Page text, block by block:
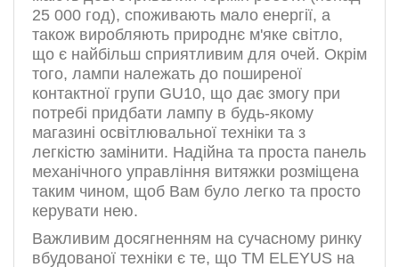
25 000 год), споживають мало енергії, а
також виробляють природнє м'яке світло,
що є найбільш сприятливим для очей. Окрім
того, лампи належать до поширеної
контактної групи GU10, що дає змогу при
потребі придбати лампу в будь-якому
магазині освітлювальної техніки та з
легкістю замінити. Надійна та проста панель
механічного управління витяжки розміщена
таким чином, щоб Вам було легко та просто
керувати нею.
Важливим досягненням на сучасному ринку
вбудованої техніки є те, що ТМ ELEYUS на